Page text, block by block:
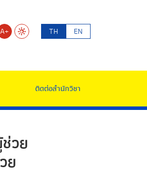
A+ TH EN
ติดต่อสำนักวิชา
วย
ย